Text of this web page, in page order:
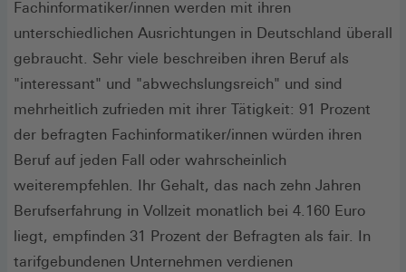
Fachinformatiker/innen werden mit ihren
unterschiedlichen Ausrichtungen in Deutschland überall
gebraucht. Sehr viele beschreiben ihren Beruf als
"interessant" und "abwechslungsreich" und sind
mehrheitlich zufrieden mit ihrer Tätigkeit: 91 Prozent
der befragten Fachinformatiker/innen würden ihren
Beruf auf jeden Fall oder wahrscheinlich
weiterempfehlen. Ihr Gehalt, das nach zehn Jahren
Berufserfahrung in Vollzeit monatlich bei 4.160 Euro
liegt, empfinden 31 Prozent der Befragten als fair. In
tarifgebundenen Unternehmen verdienen